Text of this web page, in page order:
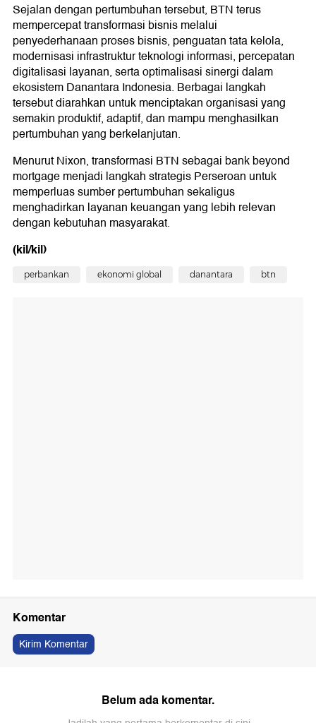
Sejalan dengan pertumbuhan tersebut, BTN terus
mempercepat transformasi bisnis melalui
penyederhanaan proses bisnis, penguatan tata kelola,
modernisasi infrastruktur teknologi informasi, percepatan
digitalisasi layanan, serta optimalisasi sinergi dalam
ekosistem Danantara Indonesia. Berbagai langkah
tersebut diarahkan untuk menciptakan organisasi yang
semakin produktif, adaptif, dan mampu menghasilkan
pertumbuhan yang berkelanjutan.
Menurut Nixon, transformasi BTN sebagai bank beyond
mortgage menjadi langkah strategis Perseroan untuk
memperluas sumber pertumbuhan sekaligus
menghadirkan layanan keuangan yang lebih relevan
dengan kebutuhan masyarakat.
(kil/kil)
perbankan ekonomi global danantara btn
Komentar
Kirim Komentar
Belum ada komentar.